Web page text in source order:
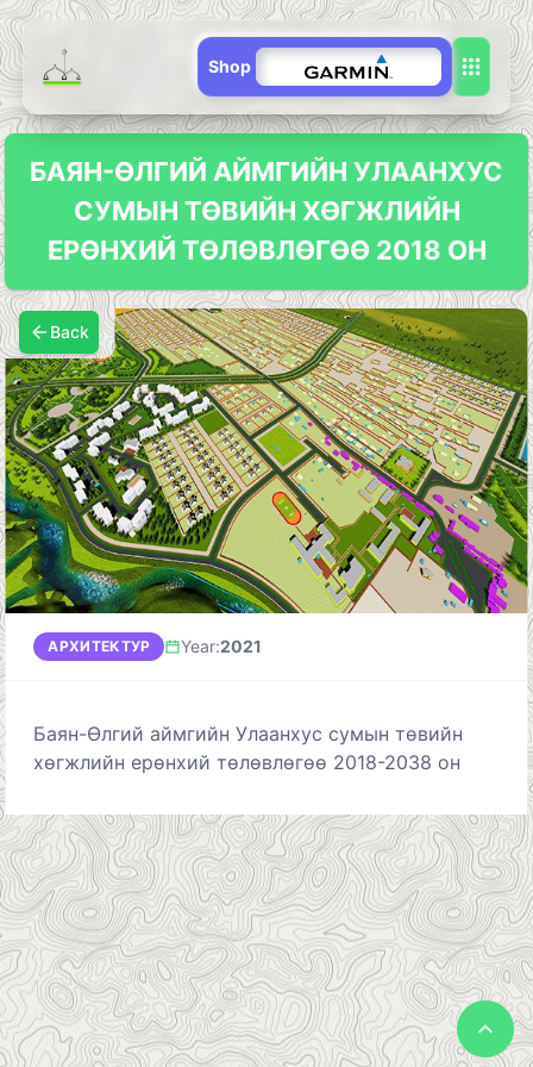
Shop
БАЯН-ӨЛГИЙ АЙМГИЙН УЛААНХУС
СУМЫН ТӨВИЙН ХӨГЖЛИЙН
ЕРӨНХИЙ ТӨЛӨВЛӨГӨӨ 2018 ОН
Back
АРХИТЕКТУР Year:2021
Баян-Өлгий аймгийн Улаанхус сумын төвийн
хөгжлийн ерөнхий төлөвлөгөө 2018-2038 он